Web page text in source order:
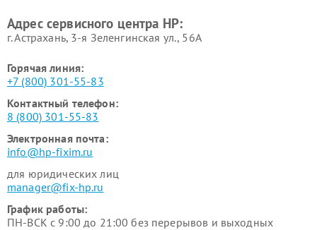
Адрес сервисного центра HP:
г. Астрахань, 3-я Зеленгинская ул., 56А
Горячая линия:
+7 (800) 301-55-83
Контактный телефон:
8 (800) 301-55-83
Электронная почта:
info@hp-fixim.ru
для юридических лиц
manager@fix-hp.ru
График работы:
ПН-ВСК с 9:00 до 21:00 без перерывов и выходных